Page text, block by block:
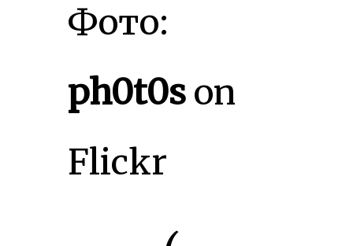
Фото:
ph0t0son
Flickr